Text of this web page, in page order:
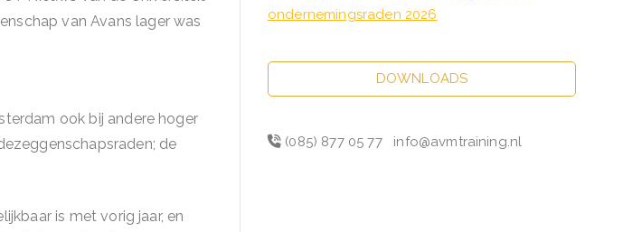
van Avans lager was
ook bij andere hoger
de
is met vorig jaar, en
ondernemingsraden 2026
DOWNLOADS
(085) 877 05 77 info@avmtraining.nl